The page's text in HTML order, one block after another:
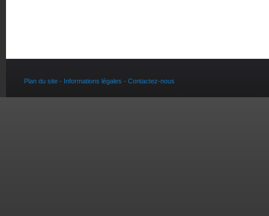
Plan du site - Informations légales - Contactez-nous